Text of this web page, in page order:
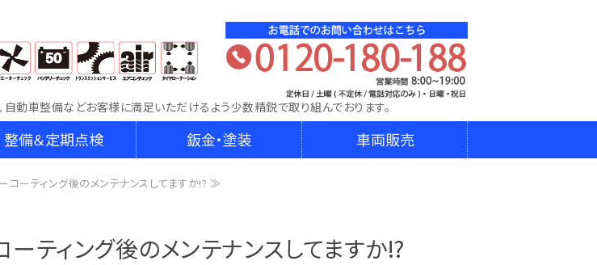
車整備などお客様に満足いただけるよう少数精鋭で取り組んでおります。
整備＆定期点検 鈑金・塗装 車両販売
コーティング後のメンテナンスしてますか⁉ ≫
ーティング後のメンテナンスしてますか⁉